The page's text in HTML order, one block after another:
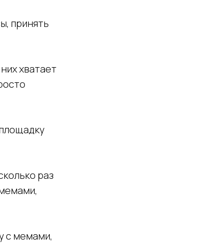
принять
хватает
раз
с мемами,